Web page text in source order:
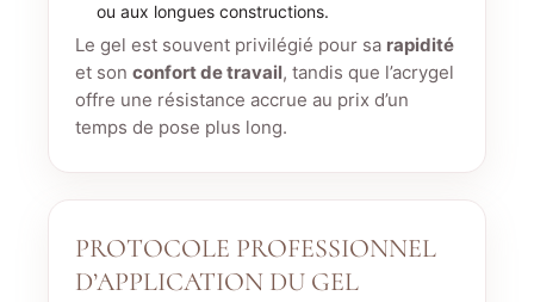
ou aux longues constructions.
Le gel est souvent privilégié pour sa rapidité
et son confort de travail, tandis que l’acrygel
offre une résistance accrue au prix d’un
temps de pose plus long.
PROTOCOLE PROFESSIONNEL
D’APPLICATION DU GEL